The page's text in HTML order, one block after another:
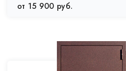
от 15 900 руб.